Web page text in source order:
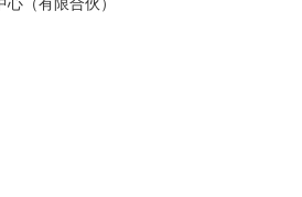
（有限合伙）